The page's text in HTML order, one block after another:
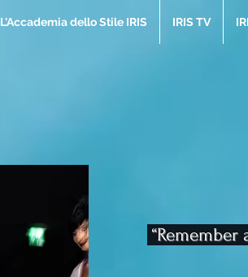
L'Accademia dello Stile IRIS IRIS TV